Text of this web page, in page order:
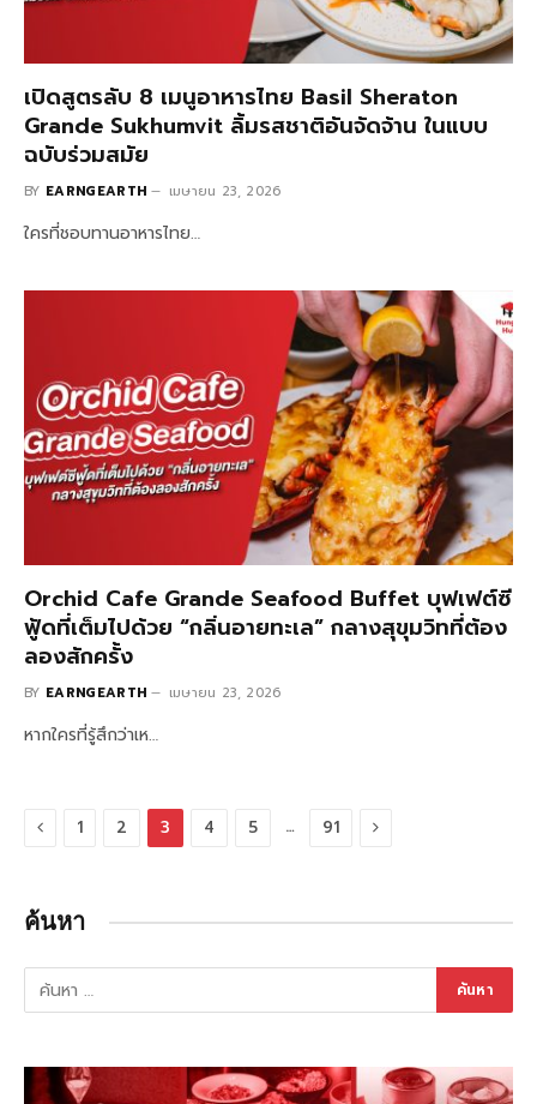
เปิดสูตรลับ 8 เมนูอาหารไทย Basil Sheraton
Grande Sukhumvit ลิ้มรสชาติอันจัดจ้าน ในแบบ
ฉบับร่วมสมัย
BY EARNGEARTH เมษายน 23, 2026
ใครที่ชอบทานอาหารไทย…
Orchid Cafe Grande Seafood Buffet บุฟเฟต์ซี
ฟู้ดที่เต็มไปด้วย “กลิ่นอายทะเล” กลางสุขุมวิทที่ต้อง
ลองสักครั้ง
BY EARNGEARTH เมษายน 23, 2026
หากใครที่รู้สึกว่าเห…
Previous
1 2 3 4 5 … 91 Next
ค้นหา